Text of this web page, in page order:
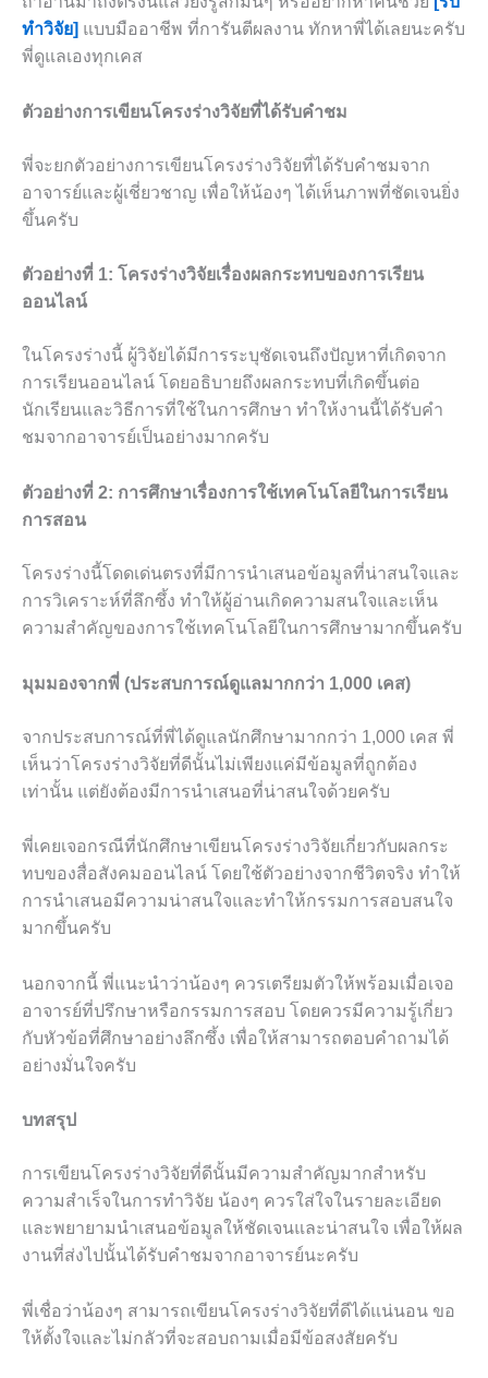
ทำวิจัย] แบบมืออาชีพ ที่การันตีผลงาน ทักหาพี่ได้เลยนะครับ
พี่ดูแลเองทุกเคส
ตัวอย่างการเขียนโครงร่างวิจัยที่ได้รับคำชม
พี่จะยกตัวอย่างการเขียนโครงร่างวิจัยที่ได้รับคำชมจาก
อาจารย์และผู้เชี่ยวชาญ เพื่อให้น้องๆ ได้เห็นภาพที่ชัดเจนยิ่ง
ขึ้นครับ
ตัวอย่างที่ 1: โครงร่างวิจัยเรื่องผลกระทบของการเรียน
ออนไลน์
ในโครงร่างนี้ ผู้วิจัยได้มีการระบุชัดเจนถึงปัญหาที่เกิดจาก
การเรียนออนไลน์ โดยอธิบายถึงผลกระทบที่เกิดขึ้นต่อ
นักเรียนและวิธีการที่ใช้ในการศึกษา ทำให้งานนี้ได้รับคำ
ชมจากอาจารย์เป็นอย่างมากครับ
ตัวอย่างที่ 2: การศึกษาเรื่องการใช้เทคโนโลยีในการเรียน
การสอน
โครงร่างนี้โดดเด่นตรงที่มีการนำเสนอข้อมูลที่น่าสนใจและ
การวิเคราะห์ที่ลึกซึ้ง ทำให้ผู้อ่านเกิดความสนใจและเห็น
ความสำคัญของการใช้เทคโนโลยีในการศึกษามากขึ้นครับ
มุมมองจากพี่ (ประสบการณ์ดูแลมากกว่า 1,000 เคส)
จากประสบการณ์ที่พี่ได้ดูแลนักศึกษามากกว่า 1,000 เคส พี่
เห็นว่าโครงร่างวิจัยที่ดีนั้นไม่เพียงแค่มีข้อมูลที่ถูกต้อง
เท่านั้น แต่ยังต้องมีการนำเสนอที่น่าสนใจด้วยครับ
พี่เคยเจอกรณีที่นักศึกษาเขียนโครงร่างวิจัยเกี่ยวกับผลกระ
ทบของสื่อสังคมออนไลน์ โดยใช้ตัวอย่างจากชีวิตจริง ทำให้
การนำเสนอมีความน่าสนใจและทำให้กรรมการสอบสนใจ
มากขึ้นครับ
นอกจากนี้ พี่แนะนำว่าน้องๆ ควรเตรียมตัวให้พร้อมเมื่อเจอ
อาจารย์ที่ปรึกษาหรือกรรมการสอบ โดยควรมีความรู้เกี่ยว
กับหัวข้อที่ศึกษาอย่างลึกซึ้ง เพื่อให้สามารถตอบคำถามได้
อย่างมั่นใจครับ
บทสรุป
การเขียนโครงร่างวิจัยที่ดีนั้นมีความสำคัญมากสำหรับ
ความสำเร็จในการทำวิจัย น้องๆ ควรใส่ใจในรายละเอียด
และพยายามนำเสนอข้อมูลให้ชัดเจนและน่าสนใจ เพื่อให้ผล
งานที่ส่งไปนั้นได้รับคำชมจากอาจารย์นะครับ
พี่เชื่อว่าน้องๆ สามารถเขียนโครงร่างวิจัยที่ดีได้แน่นอน ขอ
ให้ตั้งใจและไม่กลัวที่จะสอบถามเมื่อมีข้อสงสัยครับ